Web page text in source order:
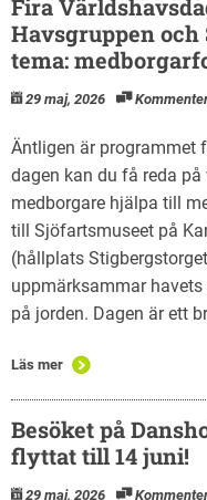
Fira
Havsgruppen
tema:
29 maj, 2026
Äntligen är programmet
dagen kan du få reda
medborgare hjälpa till
till Sjöfartsmuseet på
(hållplats
uppmärksammar
på jorden. Dagen är ett
Läs mer
Besöket på
flyttat till 14 juni!
29 maj, 2026